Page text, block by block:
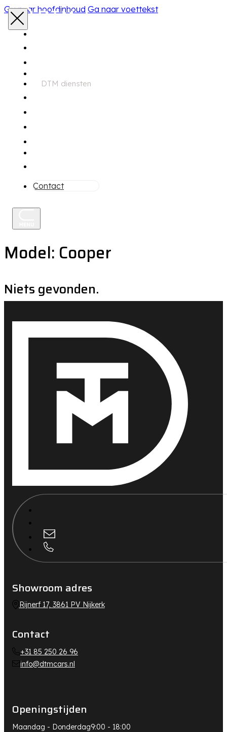
Ga naar hoofdinhoud Ga naar voettekst
DTM diensten
Contact
Model: Cooper
Niets gevonden.
Showroom adres
Rijnerf 17, 3861 PV Nijkerk
Contact
+31 85 250 26 96
info@dtmcars.nl
Openingstijden
Maandag - Donderdag9:00 - 18:00